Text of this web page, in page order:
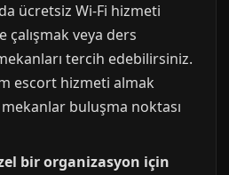
ücretsiz Wi-Fi hizmeti
çalışmak veya ders
tercih edebilirsiniz.
escort hizmeti almak
buluşma noktası
bir organizasyon için